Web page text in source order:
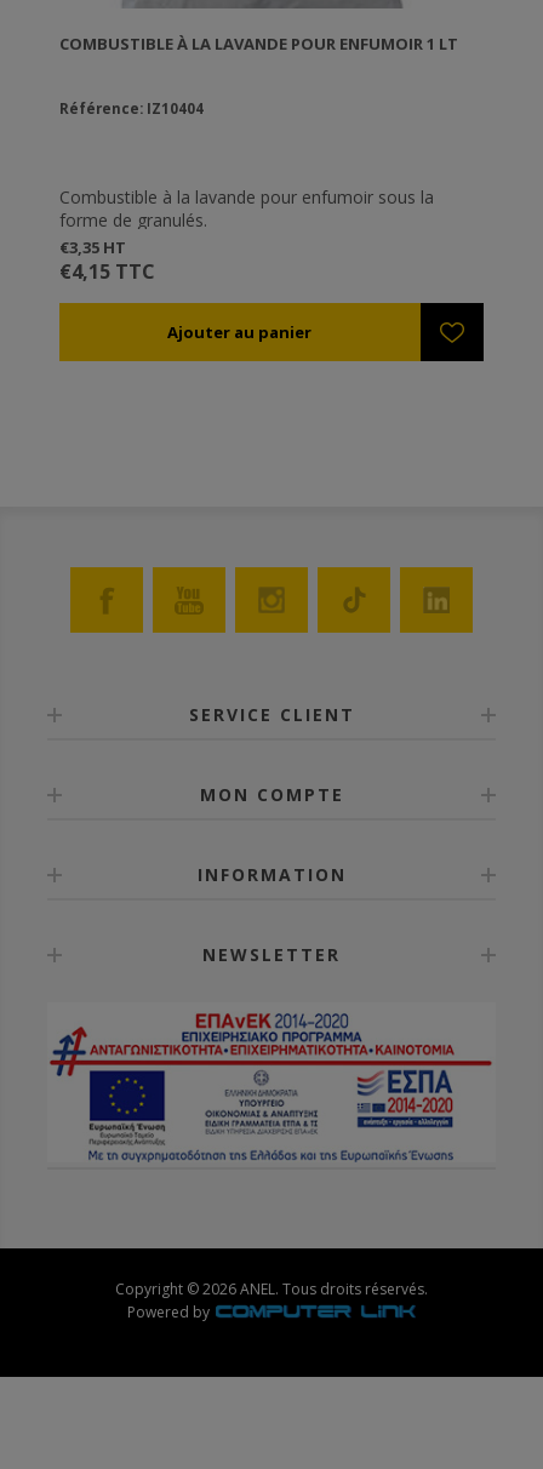
COMBUSTIBLE À LA LAVANDE POUR ENFUMOIR 1 LT
Référence: IZ10404
Combustible à la lavande pour enfumoir sous la
forme de granulés.
€3,35 HT
€4,15 TTC
SERVICE CLIENT
MON COMPTE
INFORMATION
NEWSLETTER
Copyright © 2026 ANEL. Tous droits réservés.
Powered by